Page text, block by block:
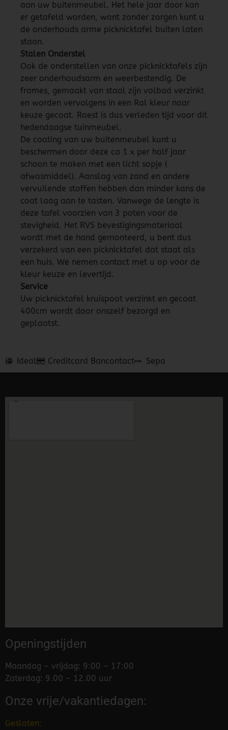
aan uw buitenmeubel. Het hele jaar door kan
er getafeld worden, want zonder zorgen kunt u
de onderhouds arme picknicktafel buiten laten
staan.
Stalen Onderstel
Ook de onderstellen van onze picknicktafels zijn
zeer onderhoudsarm en weerbestendig. De
frames, gemaakt van staal zijn volbad verzinkt
en worden vervolgens in een Ral kleur naar
keuze gecoat. Roest is dus verleden tijd voor dit
hedendaagse tuinmeubel.
De coating van uw buitenmeubel kunt u
beschermen door deze ca 1 x per half jaar
schoon te maken met een licht sopje (
afwasmiddel). Aanslag van zand en andere
vervuilende stoffen hebben dan minder kans de
coat laag aan te tasten. Vanwege de lengte is
deze tafel voorzien van 3 poten voor de
stevigheid. Het RVS bevestigingsmateriaal
wordt met de hand gemonteerd, u bent dus
verzekerd van een picknicktafel dat staat als
een huis. We nemen contact met u op voor de
kleur keuze en levertijd.
Service
Uw picknicktafel kruispoot verzinkt en gecoat
400cm wordt door onszelf bezorgd en
geplaatst.
Ideal Creditcard Bancontact Sepa
Openingstijden
Maandag – vrijdag: 9:00 – 17:00
Zaterdag: 9.00 – 12.00 uur
Onze vrije/vakantiedagen:
Gesloten: